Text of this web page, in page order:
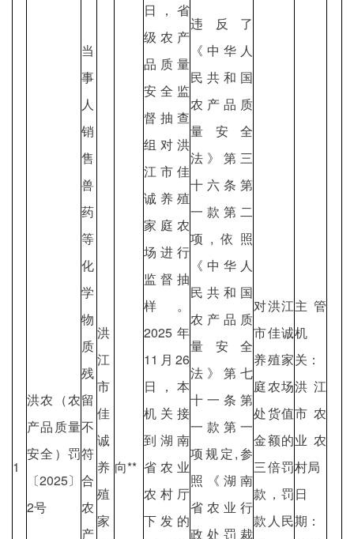
1
洪农（农
产品质量
安全）罚
〔2025〕
2号
当
事
人
销
售
兽
药
等
化
学
物
质
残
留
不
符
合
农
产
洪
江
市
佳
诚
养
殖
家
向**
日，省
级农产
品质量
安全监
督抽查
组对洪
江市佳
诚养殖
家庭农
场进行
监督抽
样。
2025年
11月26
日，本
机关接
到湖南
省农业
农村厅
下发的
违反了
《中华人
民共和国
农产品质
量安全
法》第三
十六条第
一款第二
项,依照
《中华人
民共和国
农产品质
量安全
法》第七
十一条第
一款第一
项规定,参
照《湖南
省农业行
政处罚裁
对洪江
市佳诚
养殖家
庭农场
处货值
金额的
三倍罚
款，罚
款人民
主管
机
关：
洪江
市农
业农
村局
日
期：